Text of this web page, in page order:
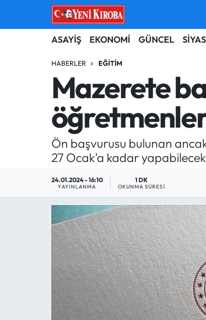
ASAYİŞ EKONOMİ GÜNCEL
HABERLER EĞITIM
Mazerete
Ön başvurusu bulunan
27 Ocak'a kadar
24.01.2024 - 16:10
YAYINLANMA
1 DK
OKUNMA SÜRESI
ASAYİŞ
BİLİM-TEKNOLOJİ
DÜNYA
EĞİTİM
EKONOMİ
GÜNCEL
MAGAZİN
SAĞLIK
SİYASET
Aydın Nöbetçi Eczaneler
Aydın Hava Durumu
Aydin Namaz Vakitleri
Aydın Trafik Yoğunluk Haritası
Süper Lig Puan Durumu ve Fikstür
Tüm Manşetler
Son Dakika Haberleri